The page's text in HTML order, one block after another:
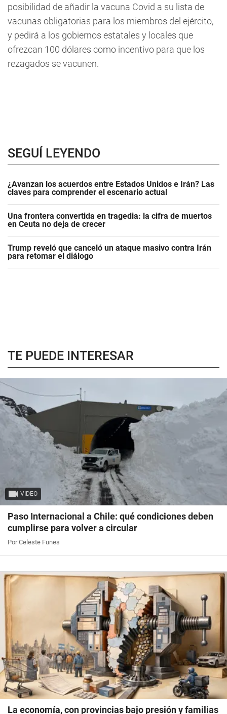
posibilidad de añadir la vacuna Covid a su lista de
vacunas obligatorias para los miembros del ejército,
y pedirá a los gobiernos estatales y locales que
ofrezcan 100 dólares como incentivo para que los
rezagados se vacunen.
SEGUÍ LEYENDO
¿Avanzan los acuerdos entre Estados Unidos e Irán? Las
claves para comprender el escenario actual
Una frontera convertida en tragedia: la cifra de muertos
en Ceuta no deja de crecer
Trump reveló que canceló un ataque masivo contra Irán
para retomar el diálogo
TE PUEDE INTERESAR
VIDEO
Paso Internacional a Chile: qué condiciones deben
cumplirse para volver a circular
Por Celeste Funes
La economía, con provincias bajo presión y familias